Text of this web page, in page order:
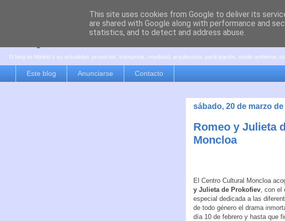
es por madrid
El blog de Madrid y su actualidad, proyectos, transporte, movilidad, arquitectura, participación, medio ambiente,
Este blog Anunciarse Contacto
sábado, 20 de marzo de
Romeo y Julieta
Moncloa
El Centro Cultural Moncloa
y Julieta de Prokofiev , con
especial dedicada a las
de todo género el drama
día 10 de febrero y hasta que
This site uses cookies from Google to deliver its
are shared with Google along with performance and
statistics, and to detect and address abuse.